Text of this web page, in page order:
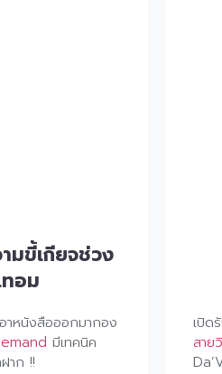
มขี้เกียจช่วง
อม
าหนังสือออกมากอง
มีเทคนิค
าก !!
เปิด
สาย